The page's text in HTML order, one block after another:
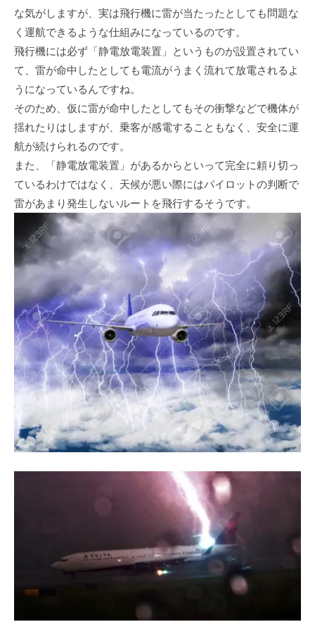
な気がしますが、実は飛行機に雷が当たったとしても問題な
く運航できるような仕組みになっているのです。
飛行機には必ず「静電放電装置」というものが設置されてい
て、雷が命中したとしても電流がうまく流れて放電されるよ
うになっているんですね。
そのため、仮に雷が命中したとしてもその衝撃などで機体が
揺れたりはしますが、乗客が感電することもなく、安全に運
航が続けられるのです。
また、「静電放電装置」があるからといって完全に頼り切っ
ているわけではなく、天候が悪い際にはパイロットの判断で
雷があまり発生しないルートを飛行するそうです。